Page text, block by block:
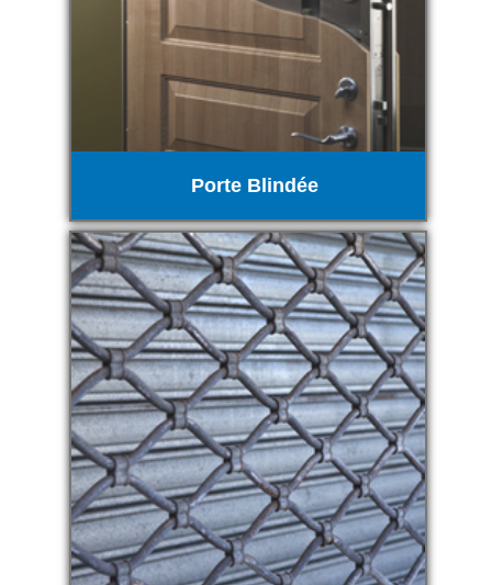
Porte Blindée